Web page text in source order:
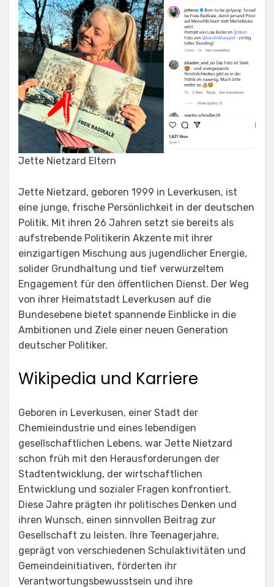
Jette Nietzard Eltern
Jette Nietzard, geboren 1999 in Leverkusen, ist
eine junge, frische Persönlichkeit in der deutschen
Politik. Mit ihren 26 Jahren setzt sie bereits als
aufstrebende Politikerin Akzente mit ihrer
einzigartigen Mischung aus jugendlicher Energie,
solider Grundhaltung und tief verwurzeltem
Engagement für den öffentlichen Dienst. Der Weg
von ihrer Heimatstadt Leverkusen auf die
Bundesebene bietet spannende Einblicke in die
Ambitionen und Ziele einer neuen Generation
deutscher Politiker.
Wikipedia und Karriere
Geboren in Leverkusen, einer Stadt der
Chemieindustrie und eines lebendigen
gesellschaftlichen Lebens, war Jette Nietzard
schon früh mit den Herausforderungen der
Stadtentwicklung, der wirtschaftlichen
Entwicklung und sozialer Fragen konfrontiert.
Diese Jahre prägten ihr politisches Denken und
ihren Wunsch, einen sinnvollen Beitrag zur
Gesellschaft zu leisten. Ihre Teenagerjahre,
geprägt von verschiedenen Schulaktivitäten und
Gemeindeinitiativen, förderten ihr
Verantwortungsbewusstsein und ihre